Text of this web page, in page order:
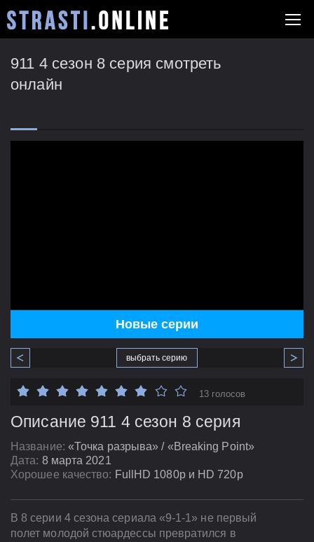
911 4 сезон 8 серия смотреть
онлайн
Новые серии
выбрать серию
Описание 911 4 сезон 8 серия
Название: «Точка разрыва» / «Breaking Point»
Дата: 8 марта 2021
Хорошее качество: FullHD 1080p и HD 720p
13 голосов
В 8 серии 4 сезона сериала «9-1-1» не первый
полет молодой стюардессы превратился в